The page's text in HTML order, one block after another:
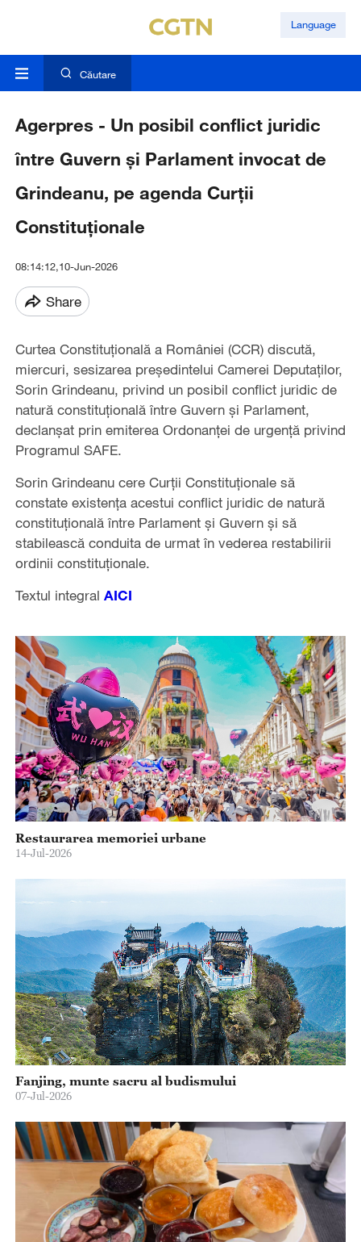
Language
Căutare
Agerpres - Un posibil conflict juridic
între Guvern și Parlament invocat de
Grindeanu, pe agenda Curții
Constituționale
08:14:12,10-Jun-2026
Share
Curtea Constituțională a României (CCR) discută,
miercuri, sesizarea președintelui Camerei Deputaților,
Sorin Grindeanu, privind un posibil conflict juridic de
natură constituțională între Guvern și Parlament,
declanșat prin emiterea Ordonanței de urgență privind
Programul SAFE.
Sorin Grindeanu cere Curții Constituționale să
constate existența acestui conflict juridic de natură
constituțională între Parlament și Guvern și să
stabilească conduita de urmat în vederea restabilirii
ordinii constituționale.
Textul integral AICI
Restaurarea memoriei urbane
14-Jul-2026
Fanjing, munte sacru al budismului
07-Jul-2026